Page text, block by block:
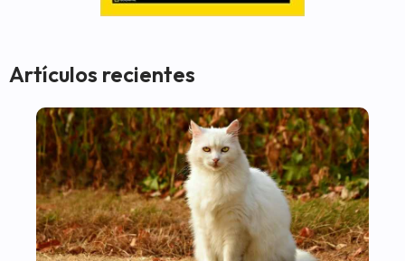
Artículos recientes